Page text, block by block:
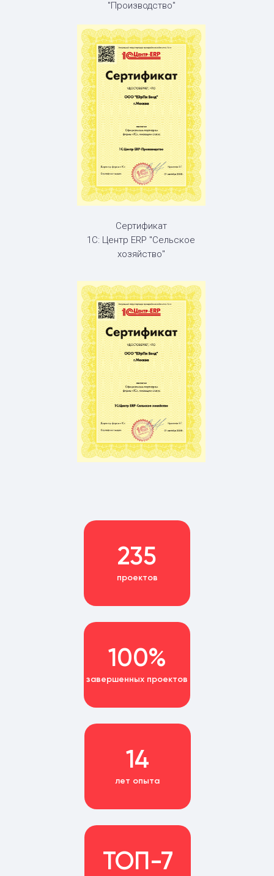
"Производство"
Сертификат
1С: Центр ERP "Сельское
хозяйство"
проектов
235
завершенных проектов
100%
ТОП-7
лет опыта
14